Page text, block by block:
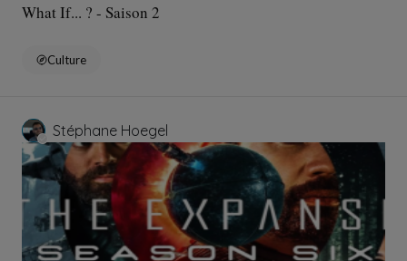
What If... ? - Saison 2
Culture
Stéphane Hoegel